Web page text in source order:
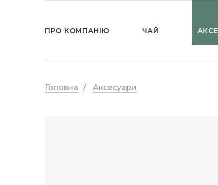
ПРО КОМПАНІЮ ЧАЙ
Головна / Аксесуари